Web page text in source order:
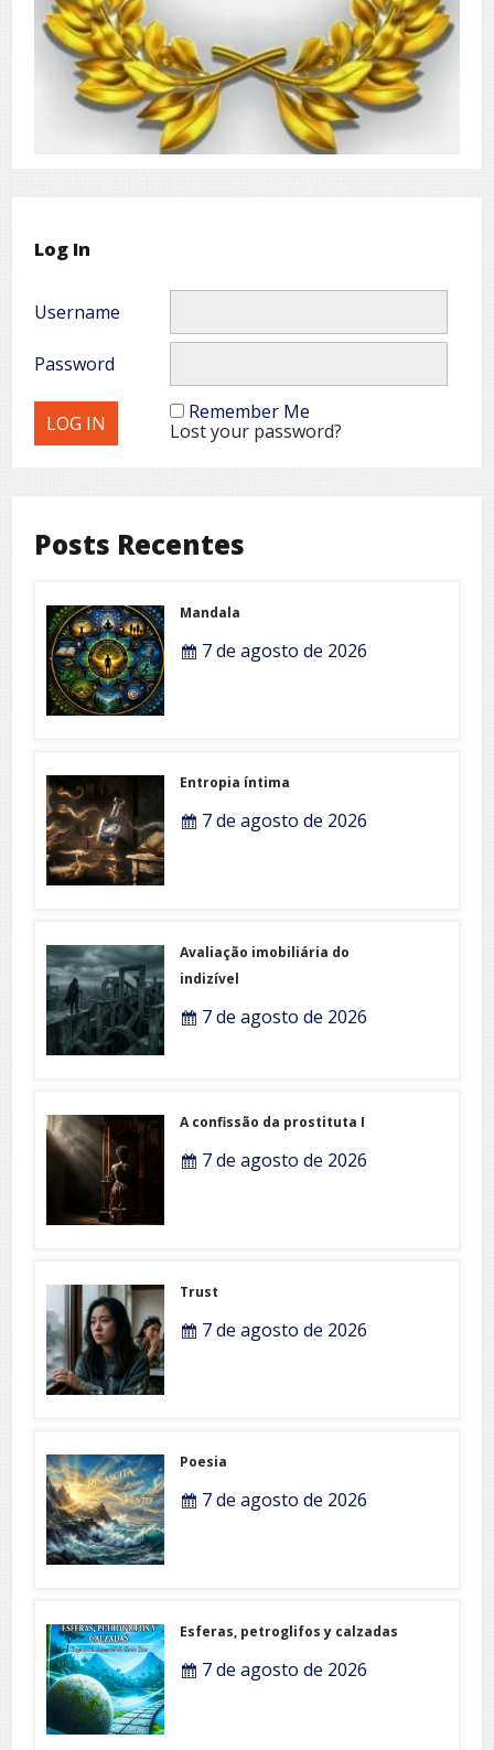
Log In
Username
Password
Remember Me
Lost your password?
Posts Recentes
Mandala
7 de agosto de 2026
Entropia íntima
7 de agosto de 2026
Avaliação imobiliária do
indizível
7 de agosto de 2026
A confissão da prostituta I
7 de agosto de 2026
Trust
7 de agosto de 2026
Poesia
7 de agosto de 2026
Esferas, petroglifos y calzadas
7 de agosto de 2026